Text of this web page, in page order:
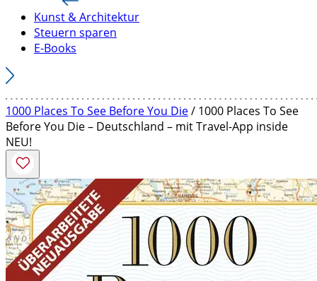
Kunst & Architektur
Steuern sparen
E-Books
1000 Places To See Before You Die/ 1000 Places To See
Before You Die – Deutschland – mit Travel-App inside
NEU!